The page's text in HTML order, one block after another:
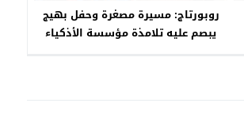
روبورتاج: مسيرة مصغرة وحفل بهيج
يبصم عليه تلامذة مؤسسة الأذكياء